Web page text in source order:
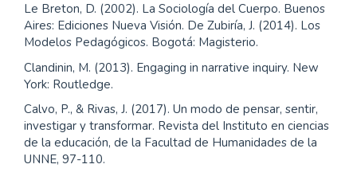
Le Breton, D. (2002). La Sociología del Cuerpo. Buenos
Aires: Ediciones Nueva Visión. De Zubiría, J. (2014). Los
Modelos Pedagógicos. Bogotá: Magisterio.
Clandinin, M. (2013). Engaging in narrative inquiry. New
York: Routledge.
Calvo, P., & Rivas, J. (2017). Un modo de pensar, sentir,
investigar y transformar. Revista del Instituto en ciencias
de la educación, de la Facultad de Humanidades de la
UNNE, 97-110.